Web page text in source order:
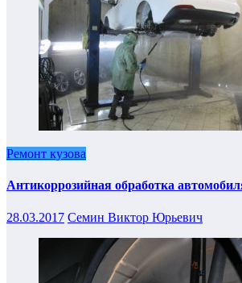
Ремонт кузова
Антикоррозийная обработка
28.03.2017 Семин Виктор Юрьевич